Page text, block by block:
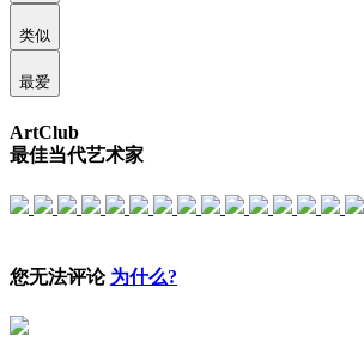
类似
最爱
ArtClub
最佳当代艺术家
您无法评论 为什么?